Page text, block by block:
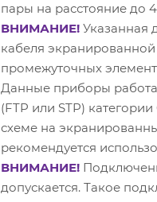
пары на расстояние до
ВНИМАНИЕ! Указанная
кабеля
промежуточных
Данные приборы
(FTP или STP)
схеме на
рекомендуется
ВНИМАНИЕ!
допускается. Такое